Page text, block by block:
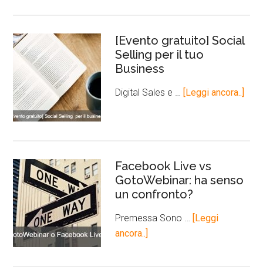
[Evento gratuito] Social
Selling per il tuo
Business
Digital Sales e … [Leggi ancora..]
Facebook Live vs
GotoWebinar: ha senso
un confronto?
Premessa Sono …
[Leggi
ancora..]